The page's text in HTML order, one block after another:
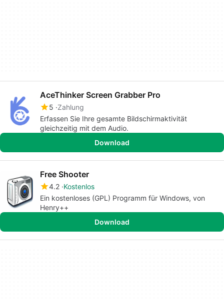
AceThinker Screen Grabber Pro
5 Zahlung
Erfassen Sie Ihre gesamte Bildschirmaktivität
gleichzeitig mit dem Audio.
Download
Free Shooter
4.2 Kostenlos
Ein kostenloses (GPL) Programm für Windows, von
Henry++
Download